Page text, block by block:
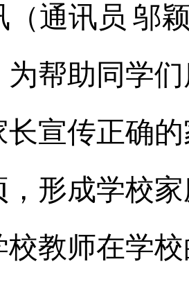
（通讯员 邬
为帮助同学
长宣传正确
，形成学校
校教师在学